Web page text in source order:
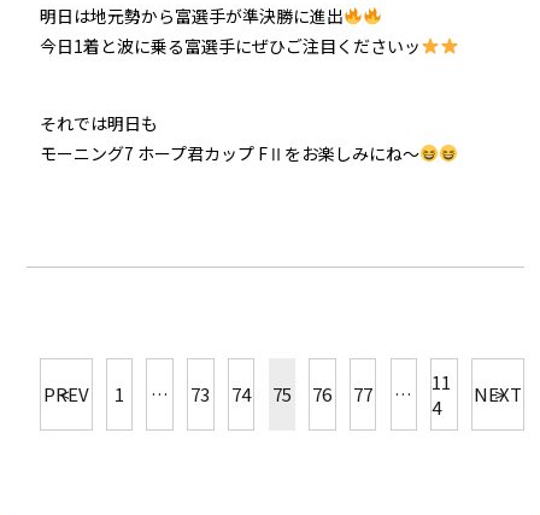
明日は地元勢から富選手が準決勝に進出
今日1着と波に乗る富選手にぜひご注目くださいッ
それでは明日も
モーニング7 ホープ君カップ FⅡをお楽しみにね～
PREV 1 … 73 74 75 76 77 …
11
4
NEXT